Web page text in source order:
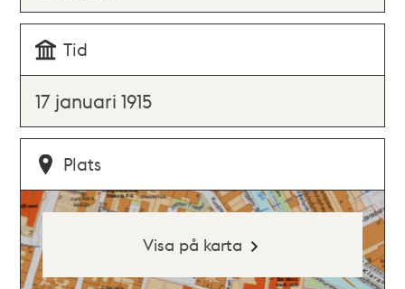
Tid
17 januari 1915
Plats
Visa på karta